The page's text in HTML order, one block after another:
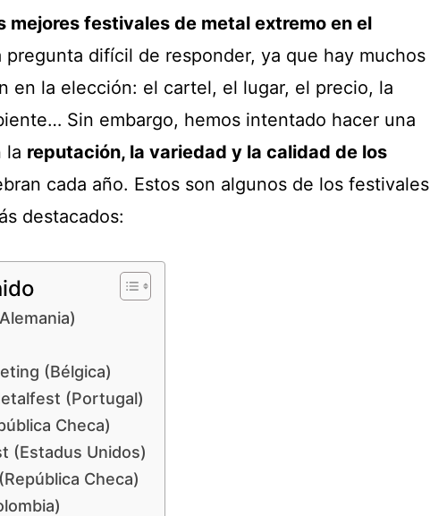
mejores festivales de metal extremo en el
pregunta difícil de responder, ya que hay muchos
en la elección: el cartel, el lugar, el precio, la
Sin embargo, hemos intentado hacer una
la reputación, la variedad y la calidad de los
cada año. Estos son algunos de los festivales
destacados:
(Bélgica)
(Portugal)
Checa)
(Estadus Unidos)
Checa)